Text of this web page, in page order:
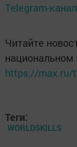
Telegram-
Читайте
https://max.ru/
Теги:
WORLDSKILLS